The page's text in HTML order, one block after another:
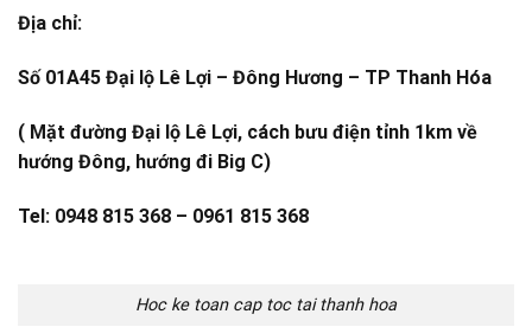
Địa chỉ:
Số 01A45 Đại lộ Lê Lợi – Đông Hương – TP Thanh Hóa
( Mặt đường Đại lộ Lê Lợi, cách bưu điện tỉnh 1km về
hướng Đông, hướng đi Big C)
Tel: 0948 815 368 – 0961 815 368
Hoc ke toan cap toc tai thanh hoa